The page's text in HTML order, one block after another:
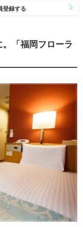
「福岡フローラ